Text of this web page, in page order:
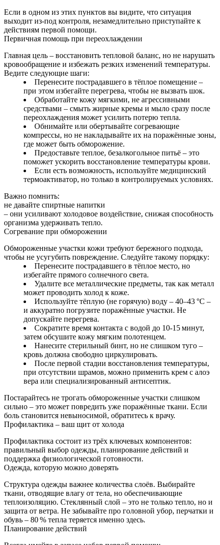
Если в одном из этих пунктов вы видите, что ситуация
выходит из-под контроля, незамедлительно приступайте к
действиям первой помощи.
Первичная помощь при переохлаждении
Главная цель – восстановить тепловой баланс, но не нарушать
кровообращение и избежать резких изменений температуры.
Ведите следующие шаги:
Перенесите пострадавшего в тёплое помещение –
при этом избегайте перегрева, чтобы не вызвать шок.
Обработайте кожу мягкими, не агрессивными
средствами – смыть жирные кремы и мыло сразу после
переохлаждения может усилить потерю тепла.
Обнимайте или обертывайте согревающие
компрессы, но не накладывайте их на поражённые зоны,
где может быть обморожение.
Предоставьте теплое, безалкогольное питьё – это
поможет ускорить восстановление температуры крови.
Если есть возможность, используйте медицинский
термоактиватор, но только в контролируемых условиях.
Важно помнить:
не давайте спиртные напитки
– они усиливают холодовое воздействие, снижая способность
организма удерживать тепло.
Согревание при обморожении
Обмороженные участки кожи требуют бережного подхода,
чтобы не усугубить повреждение. Следуйте такому порядку:
Перенесите пострадавшего в тёплое место, но
избегайте прямого солнечного света.
Удалите все металлические предметы, так как металл
может проводить холод к коже.
Используйте тёплую (не горячую) воду – 40–43 °C –
и аккуратно погрузите поражённые участки. Не
допускайте перегрева.
Сократите время контакта с водой до 10‑15 минут,
затем обсушите кожу мягким полотенцем.
Нанесите стерильный бинт, но не слишком туго –
кровь должна свободно циркулировать.
После первой стадии восстановления температуры,
при отсутствии шрамов, можно применить крем с алоэ
вера или специализированный антисептик.
Постарайтесь не трогать обмороженные участки слишком
сильно – это может повредить уже поражённые ткани. Если
боль становится невыносимой, обратитесь к врачу.
Профилактика – ваш щит от холода
Профилактика состоит из трёх ключевых компонентов:
правильный выбор одежды, планирование действий и
поддержка физиологической готовности.
Одежда, которую можно доверять
Структура одежды важнее количества слоёв. Выбирайте
ткани, отводящие влагу от тела, но обеспечивающие
теплоизоляцию. Стеклянный слой – это не только тепло, но и
защита от ветра. Не забывайте про головной убор, перчатки и
обувь – 80 % тепла теряется именно здесь.
Планирование действий